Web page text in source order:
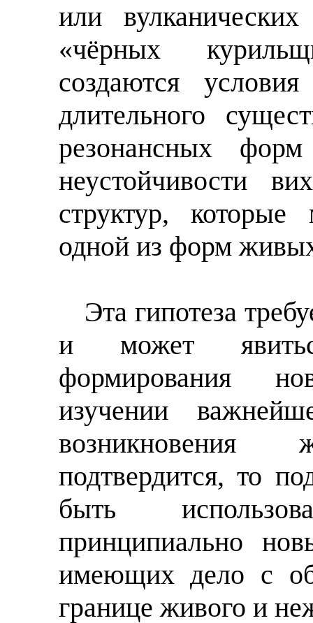
или
«чёрных
создаются
длительного
резонансных
неустойчивости
структур,
одной из форм
Эта гипотеза
и может
формирования
изучении
подтвердится, то
быть
принципиально
имеющих дело с
границе живого и